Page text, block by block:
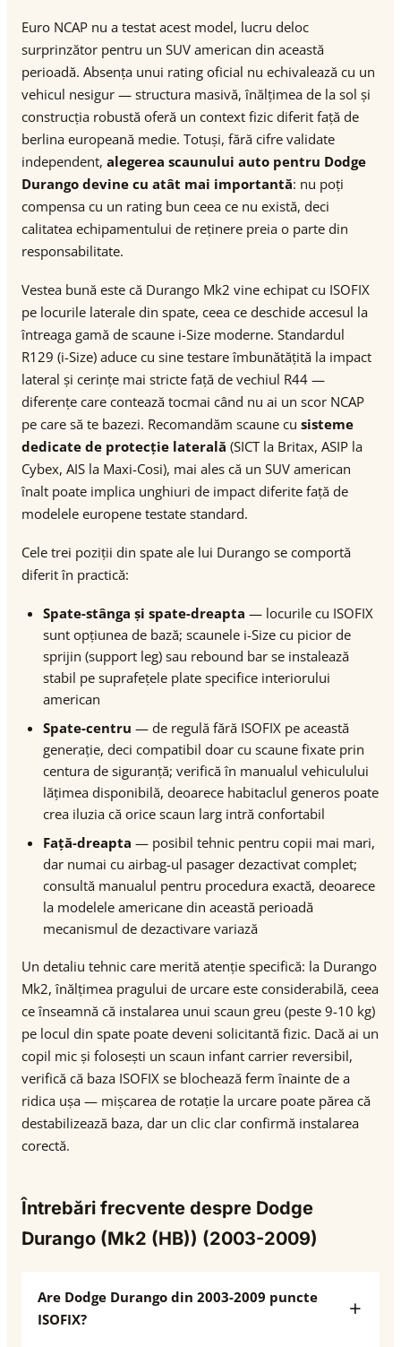
Euro NCAP nu a testat acest model, lucru deloc
surprinzător pentru un SUV american din această
perioadă. Absența unui rating oficial nu echivalează cu un
vehicul nesigur — structura masivă, înălțimea de la sol și
construcția robustă oferă un context fizic diferit față de
berlina europeană medie. Totuși, fără cifre validate
independent, alegerea scaunului auto pentru Dodge
Durango devine cu atât mai importantă: nu poți
compensa cu un rating bun ceea ce nu există, deci
calitatea echipamentului de reținere preia o parte din
responsabilitate.
Vestea bună este că Durango Mk2 vine echipat cu ISOFIX
pe locurile laterale din spate, ceea ce deschide accesul la
întreaga gamă de scaune i-Size moderne. Standardul
R129 (i-Size) aduce cu sine testare îmbunătățită la impact
lateral și cerințe mai stricte față de vechiul R44 —
diferențe care contează tocmai când nu ai un scor NCAP
pe care să te bazezi. Recomandăm scaune cu sisteme
dedicate de protecție laterală (SICT la Britax, ASIP la
Cybex, AIS la Maxi-Cosi), mai ales că un SUV american
înalt poate implica unghiuri de impact diferite față de
modelele europene testate standard.
Cele trei poziții din spate ale lui Durango se comportă
diferit în practică:
Spate-stânga și spate-dreapta — locurile cu ISOFIX
sunt opțiunea de bază; scaunele i-Size cu picior de
sprijin (support leg) sau rebound bar se instalează
stabil pe suprafețele plate specifice interiorului
american
Spate-centru — de regulă fără ISOFIX pe această
generație, deci compatibil doar cu scaune fixate prin
centura de siguranță; verifică în manualul vehiculului
lățimea disponibilă, deoarece habitaclul generos poate
crea iluzia că orice scaun larg intră confortabil
Față-dreapta — posibil tehnic pentru copii mai mari,
dar numai cu airbag-ul pasager dezactivat complet;
consultă manualul pentru procedura exactă, deoarece
la modelele americane din această perioadă
mecanismul de dezactivare variază
Un detaliu tehnic care merită atenție specifică: la Durango
Mk2, înălțimea pragului de urcare este considerabilă, ceea
ce înseamnă că instalarea unui scaun greu (peste 9-10 kg)
pe locul din spate poate deveni solicitantă fizic. Dacă ai un
copil mic și folosești un scaun infant carrier reversibil,
verifică că baza ISOFIX se blochează ferm înainte de a
ridica ușa — mișcarea de rotație la urcare poate părea că
destabilizează baza, dar un clic clar confirmă instalarea
corectă.
Întrebări frecvente despre Dodge
Durango (Mk2 (HB)) (2003-2009)
Are Dodge Durango din 2003-2009 puncte
ISOFIX?